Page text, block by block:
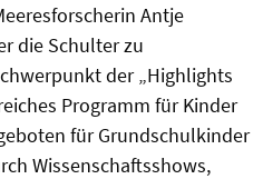
Antje
die Schulter zu
der „Highlights
Programm für Kinder
für Grundschulkinder
Wissenschaftsshows,